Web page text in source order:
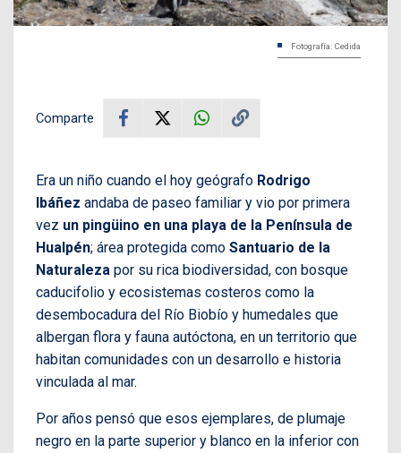
Fotografía: Cedida
Comparte
Era un niño cuando el hoy geógrafo Rodrigo
Ibáñez andaba de paseo familiar y vio por primera
vez un pingüino en una playa de la Península de
Hualpén; área protegida como Santuario de la
Naturaleza por su rica biodiversidad, con bosque
caducifolio y ecosistemas costeros como la
desembocadura del Río Biobío y humedales que
albergan flora y fauna autóctona, en un territorio que
habitan comunidades con un desarrollo e historia
vinculada al mar.
Por años pensó que esos ejemplares, de plumaje
negro en la parte superior y blanco en la inferior con